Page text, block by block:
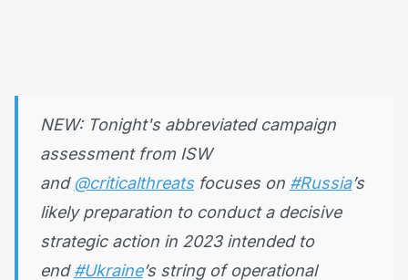
NEW: Tonight's abbreviated campaign
assessment from ISW
and @criticalthreatsfocuses on #Russia’s
likely preparation to conduct a decisive
strategic action in 2023 intended to
end#Ukraine’s string of operational